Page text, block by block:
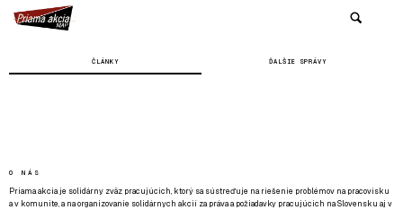
ČLÁNKY ĎALŠIE SPRÁVY
O NÁS
Priama akcia je solidárny zväz pracujúcich, ktorý sa sústreďuje na riešenie problémov na pracovisku
a v komunite, a na organizovanie solidárnych akcií za práva a požiadavky pracujúcich na Slovensku aj v